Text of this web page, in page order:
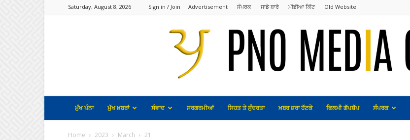
Saturday, August 8, 2026 Sign in / Join Advertisement ਸੰਪਰਕ ਸਾਡੇ ਬਾਰੇ ਮੀਡੀਆ ਕਿੱਟ Old Website
ਮੁੱਖ ਪੰਨਾ ਮੁੱਖ ਖ਼ਬਰਾਂ ਸੰਵਾਦ ਸਰਗਰਮੀਆਂ ਸਿਹਤ ਤੇ ਸੁੰਦਰਤਾ ਖ਼ਬਰ ਜ਼ਰਾ ਹੱਟਕੇ ਫਿਲਮੀ ਗੱਪਸ਼ੱਪ ਸੰਪਰਕ
Home 2023 March 21